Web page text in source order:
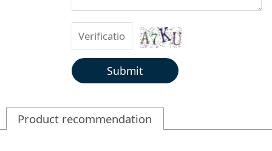
Submit
Product recommendation